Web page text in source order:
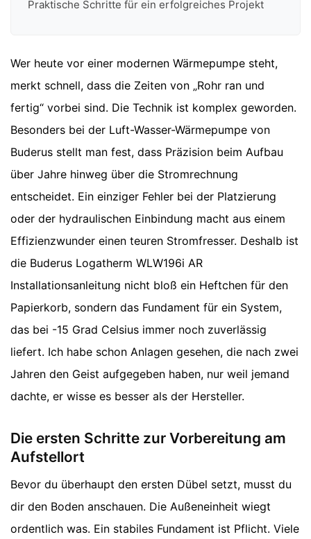
Praktische Schritte für ein erfolgreiches Projekt
Wer heute vor einer modernen Wärmepumpe steht,
merkt schnell, dass die Zeiten von „Rohr ran und
fertig“ vorbei sind. Die Technik ist komplex geworden.
Besonders bei der Luft-Wasser-Wärmepumpe von
Buderus stellt man fest, dass Präzision beim Aufbau
über Jahre hinweg über die Stromrechnung
entscheidet. Ein einziger Fehler bei der Platzierung
oder der hydraulischen Einbindung macht aus einem
Effizienzwunder einen teuren Stromfresser. Deshalb ist
die Buderus Logatherm WLW196i AR
Installationsanleitung nicht bloß ein Heftchen für den
Papierkorb, sondern das Fundament für ein System,
das bei -15 Grad Celsius immer noch zuverlässig
liefert. Ich habe schon Anlagen gesehen, die nach zwei
Jahren den Geist aufgegeben haben, nur weil jemand
dachte, er wisse es besser als der Hersteller.
Die ersten Schritte zur Vorbereitung am
Aufstellort
Bevor du überhaupt den ersten Dübel setzt, musst du
dir den Boden anschauen. Die Außeneinheit wiegt
ordentlich was. Ein stabiles Fundament ist Pflicht. Viele